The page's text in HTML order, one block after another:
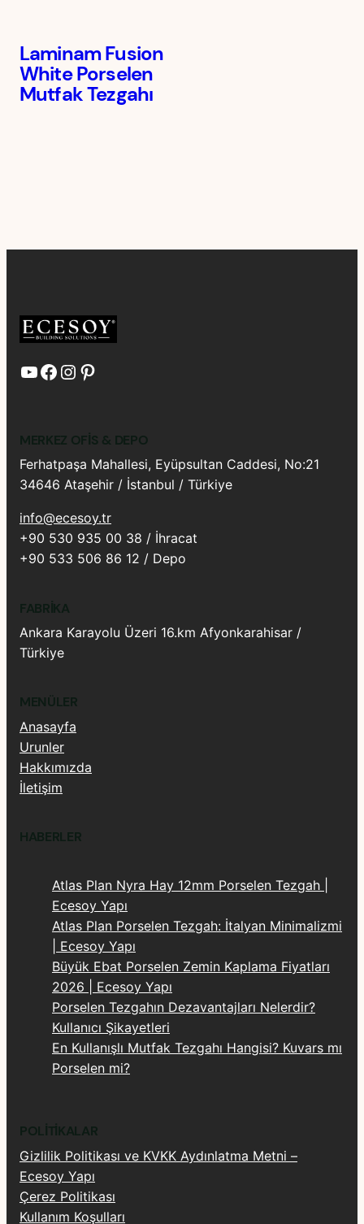
Laminam Fusion
White Porselen
Mutfak Tezgahı
YouTube Facebook Instagram Pinterest
MERKEZ OFIS & DEPO
Ferhatpaşa Mahallesi, Eyüpsultan Caddesi, No:21
34646 Ataşehir / İstanbul / Türkiye
info@ecesoy.tr
+90 530 935 00 38 / İhracat
+90 533 506 86 12 / Depo
FABRIKA
Ankara Karayolu Üzeri 16.km Afyonkarahisar /
Türkiye
MENÜLER
Anasayfa
Urunler
Hakkımızda
İletişim
HABERLER
Atlas Plan Nyra Hay 12mm Porselen Tezgah |
Ecesoy Yapı
Atlas Plan Porselen Tezgah: İtalyan Minimalizmi
| Ecesoy Yapı
Büyük Ebat Porselen Zemin Kaplama Fiyatları
2026 | Ecesoy Yapı
Porselen Tezgahın Dezavantajları Nelerdir?
Kullanıcı Şikayetleri
En Kullanışlı Mutfak Tezgahı Hangisi? Kuvars mı
Porselen mi?
POLITIKALAR
Gizlilik Politikası ve KVKK Aydınlatma Metni –
Ecesoy Yapı
Çerez Politikası
Kullanım Koşulları